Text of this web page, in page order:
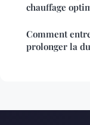
chauffage
Comment
prolonger la